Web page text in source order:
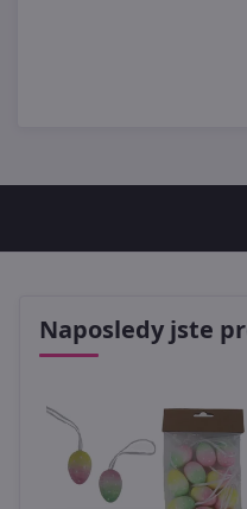
Naposledy jste